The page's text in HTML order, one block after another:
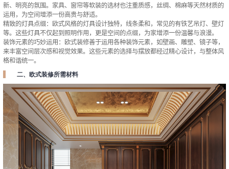
新、明亮的氛围。家具、窗帘等软装的选材也注重质感，丝绸、棉麻等天然材质的
运用，为空间增添一份高贵与舒适。
精致的灯具点缀：欧式风格的灯具设计独特，线条柔和，常见的有铁艺吊灯、壁灯
等。这些灯具不仅起到照明作用，更是空间的点缀，为家增添一份温馨与浪漫。
装饰元素的巧妙运用：欧式装修善于运用各种装饰元素，如壁画、雕塑、镜子等，
来丰富空间层次感和视觉效果。这些元素的选择与摆放都经过精心设计，与整体风
格和谐统一。
二、欧式装修所需材料